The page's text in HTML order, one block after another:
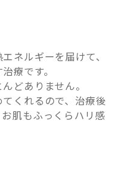
ネルギーを届けて、
療です。
どありません。
くれるので、治療後
肌もふっくらハリ感